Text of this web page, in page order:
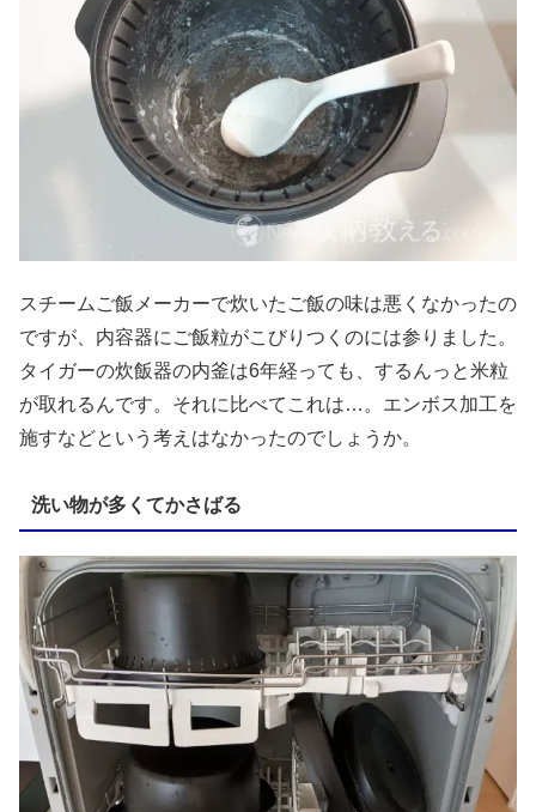
スチームご飯メーカーで炊いたご飯の味は悪くなかったの
ですが、内容器にご飯粒がこびりつくのには参りました。
タイガーの炊飯器の内釜は6年経っても、するんっと米粒
が取れるんです。それに比べてこれは…。エンボス加工を
施すなどという考えはなかったのでしょうか。
洗い物が多くてかさばる